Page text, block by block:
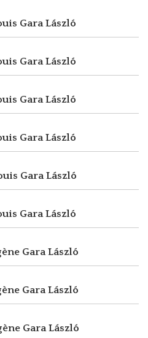
Gara László
Gara László
Gara László
Gara László
Gara László
Gara László
Gara László
Gara László
Gara László